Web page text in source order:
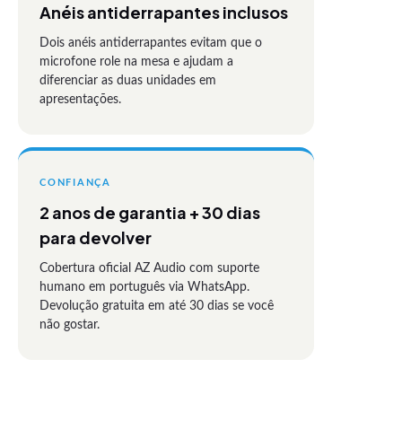
Anéis antiderrapantes inclusos
Dois anéis antiderrapantes evitam que o
microfone role na mesa e ajudam a
diferenciar as duas unidades em
apresentações.
CONFIANÇA
2 anos de garantia + 30 dias
para devolver
Cobertura oficial AZ Audio com suporte
humano em português via WhatsApp.
Devolução gratuita em até 30 dias se você
não gostar.